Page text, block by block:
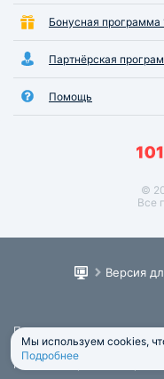
Бонусная программа
Партнёрская
Помощь
©
Все
Версия
Пользовательское
Юридическая информация
Политика обработки
Мы используем cookies,
Подробнее